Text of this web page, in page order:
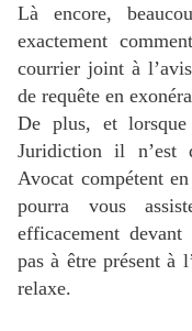
Là encore,
exactement
courrier joint à
de requête en
De plus, et lorsque
Juridiction il n’est
Avocat compétent
pourra vous
efficacement
pas à être présent à
relaxe.